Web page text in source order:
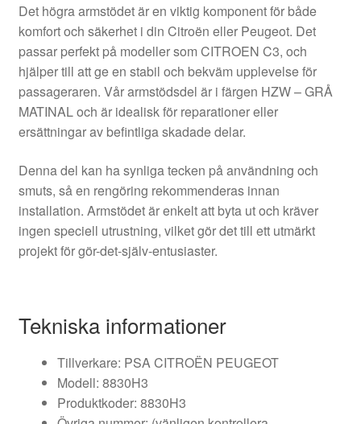
Det högra armstödet är en viktig komponent för både
komfort och säkerhet i din Citroën eller Peugeot. Det
passar perfekt på modeller som CITROEN C3, och
hjälper till att ge en stabil och bekväm upplevelse för
passageraren. Vår armstödsdel är i färgen HZW – GRÅ
MATINAL och är idealisk för reparationer eller
ersättningar av befintliga skadade delar.
Denna del kan ha synliga tecken på användning och
smuts, så en rengöring rekommenderas innan
installation. Armstödet är enkelt att byta ut och kräver
ingen speciell utrustning, vilket gör det till ett utmärkt
projekt för gör-det-själv-entusiaster.
Tekniska informationer
Tillverkare: PSA CITROËN PEUGEOT
Modell: 8830H3
Produktkoder: 8830H3